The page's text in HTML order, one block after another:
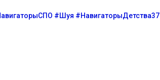
#Шуя #НавигаторыДетства37